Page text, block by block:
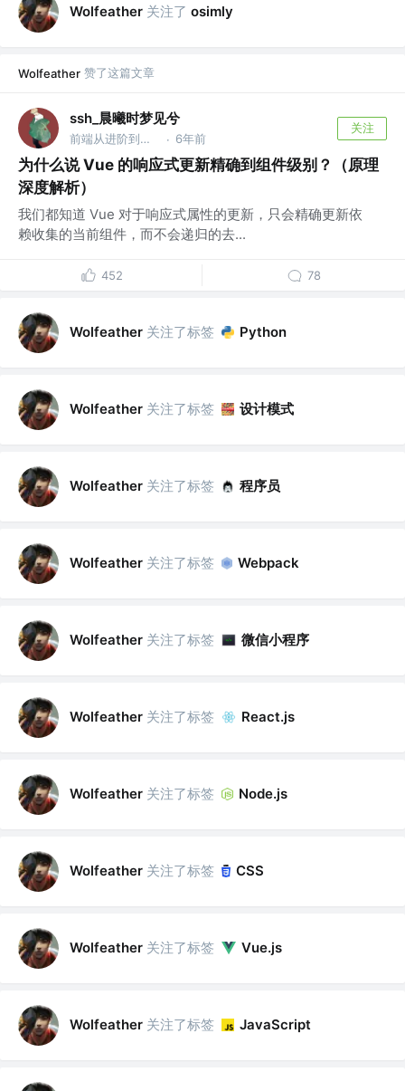
Wolfeather 关注了 osimly
Wolfeather 赞了这篇文章
ssh_晨曦时梦见兮
前端从进阶到入院 @字节跳动 · 6年前
关注
为什么说 Vue 的响应式更新精确到组件级别？（原理
深度解析）
我们都知道 Vue 对于响应式属性的更新，只会精确更新依
赖收集的当前组件，而不会递归的去...
452 78
Wolfeather 关注了标签 Python
Wolfeather 关注了标签 设计模式
Wolfeather 关注了标签 程序员
Wolfeather 关注了标签 Webpack
Wolfeather 关注了标签 微信小程序
Wolfeather 关注了标签 React.js
Wolfeather 关注了标签 Node.js
Wolfeather 关注了标签 CSS
Wolfeather 关注了标签 Vue.js
Wolfeather 关注了标签 JavaScript